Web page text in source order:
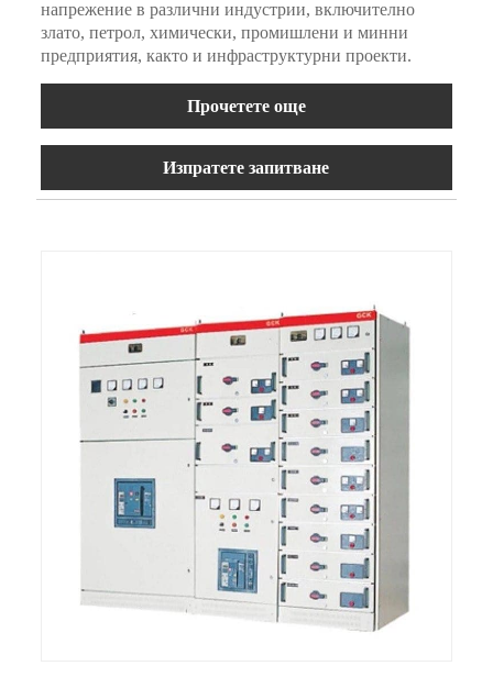
напрежение в различни индустрии, включително
злато, петрол, химически, промишлени и минни
предприятия, както и инфраструктурни проекти.
Прочетете още
Изпратете запитване